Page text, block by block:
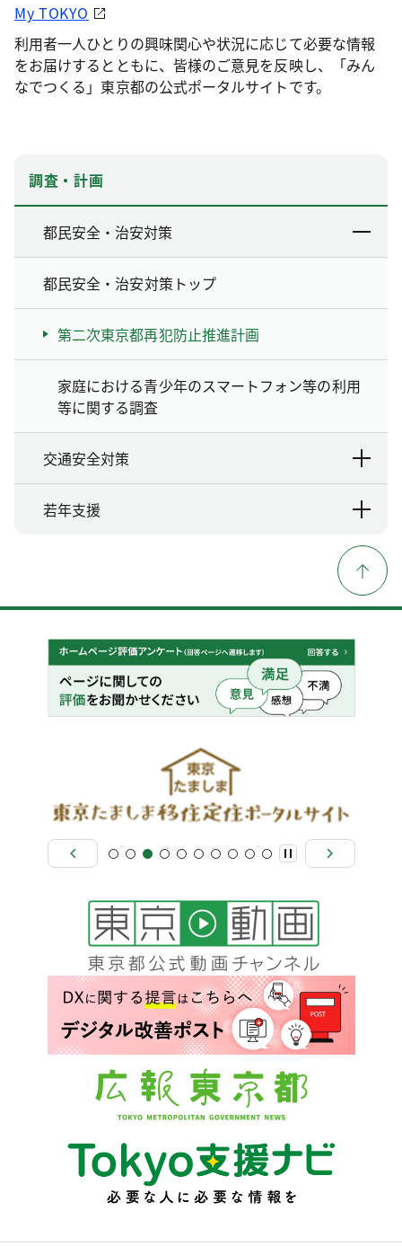
My TOKYO
利用者一人ひとりの興味関心や状況に応じて必要な情報
をお届けするとともに、皆様のご意見を反映し、「みん
なでつくる」東京都の公式ポータルサイトです。
調査・計画
都民安全・治安対策
都民安全・治安対策トップ
第二次東京都再犯防止推進計画
家庭における青少年のスマートフォン等の利用
等に関する調査
交通安全対策
若年支援